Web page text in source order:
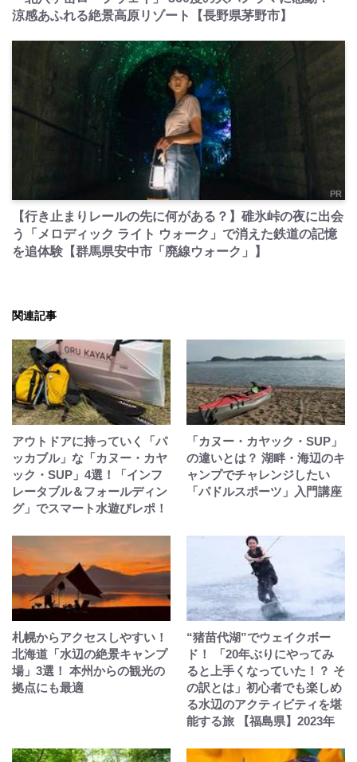
涼感あふれる絶景高原リゾート【長野県茅野市】
PR
【行き止まりレールの先に何がある？】碓氷峠の夜に出会
う「メロディック ライト ウォーク」で消えた鉄道の記憶
を追体験【群馬県安中市「廃線ウォーク」】
関連記事
アウトドアに持っていく「パ
ッカブル」な「カヌー・カヤ
ック・SUP」4選！「インフ
レータブル＆フォールディン
グ」でスマート水遊びレポ！
「カヌー・カヤック・SUP」
の違いとは？ 湖畔・海辺のキ
ャンプでチャレンジしたい
「パドルスポーツ」入門講座
札幌からアクセスしやすい！
北海道「水辺の絶景キャンプ
場」3選！ 本州からの観光の
拠点にも最適
“猪苗代湖”でウェイクボー
ド！ 「20年ぶりにやってみ
ると上手くなっていた！？ そ
の訳とは」初心者でも楽しめ
る水辺のアクティビティを堪
能する旅 【福島県】2023年